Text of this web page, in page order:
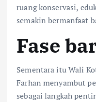
ruang konservasi,
semakin bermanfaat
Fase
Sementara itu Wali
Farhan menyambut
sebagai langkah